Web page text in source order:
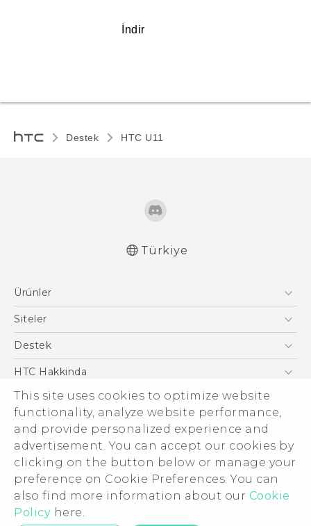
This site uses cookies to optimize website
functionality, analyze website performance,
and provide personalized experience and
advertisement. You can accept our cookies by
clicking on the button below or manage your
preference on Cookie Preferences. You can
also find more information about our Cookie
Policy here.
İndir
Destek HTC U11‎
Türkiye
Ürünler
Akıllı Telefonlar
VIVE
Siteler
HTC Dev
Destek
Destek Merkezi
HTC Hakkinda
ESG
Yatırımcı (İNGİLİZCE)
Gizlilik Politikası
Ürün Güvenliği
Cookie Preferences
İnsan kaynakları
© 2011-2026 HTC Corporation
Hukuk Terimleri